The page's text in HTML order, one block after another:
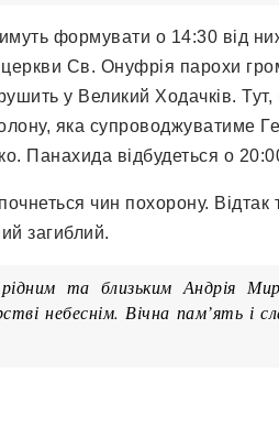
формувати о 14:30 від
Св. Онуфрія парохи
у Великий Ходачків. Тут,
яка супроводжуватиме
Панахида відбудеться о
чин похорону.
загиблий.
та близьким Андрія
небеснім. Вічна пам’ять і